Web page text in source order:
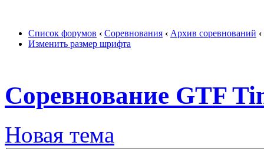
Список форумов ‹ Соревнования ‹ Архив соревнований ‹
Изменить размер шрифта
Соревнование GTF
Новая тема